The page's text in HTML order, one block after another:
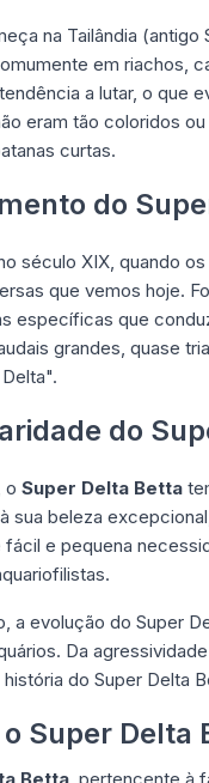
na Tailândia
em riachos,
a lutar, o que
eram tão coloridos
curtas.
do
século XIX, quando
que vemos hoje.
específicas que
grandes, quase
do
o Super Delta Betta
sua beleza
fácil e pequena
.
a evolução do Super
Da
história do Super Delta
o Super